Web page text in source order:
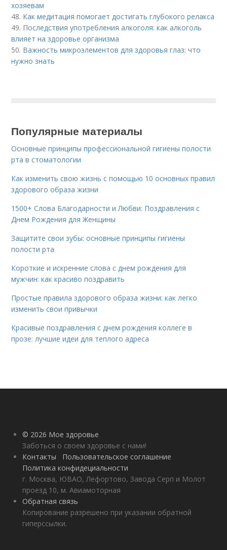
хозяевам
48. Как медитация помогает достигать глубокого релакса
49. Последствия употребления алкоголя: как алкоголь
влияет на здоровье организма
50. Важность микроэлементов для здоровья глаз: что
нужно знать
Популярные материалы
Основные принципы профессиональной гигиены полости
рта в стоматологии
Как изменить свою жизнь с помощью 10 основных правил
здорового образа жизни
1500+ Слова Благодарности и Любви: Поздравления с
Днем Рождения для Женщины
Защитите свои зубы: основные принципы гигиены
полости рта
Короткие и искренние слова с днем рождения для
мужчин: как красиво поздравить
Простые правила здорового образа жизни: как легко
изменить свои привычки
Красивые поздравления с днем рождения коллеге в
прозе: лучшие идеи для теплого адреса
© 2026 Мое здоровье
Заботься о своем здоровье с нами!
Контакты
Пользовательское соглашение
Политика конфидециальности
г. Москва, ЮВАО, Лефортово, Завода Серп и Молот
проезд 10, м. Авиамоторная
Обратная связь
Копирование разрешено при указании обратной
гиперссылки.